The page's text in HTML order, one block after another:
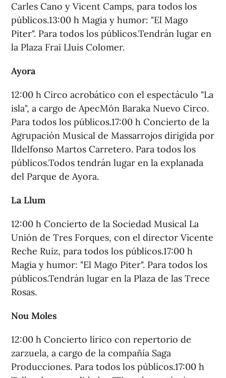
Carles Cano y Vicent Camps, para todos los
públicos.13:00 h Magia y humor: "El Mago
Piter". Para todos los públicos.Tendrán lugar en
la Plaza Frai Lluis Colomer.
Ayora
12:00 h Circo acrobático con el espectáculo "La
isla", a cargo de ApecMón Baraka Nuevo Circo.
Para todos los públicos.17:00 h Concierto de la
Agrupación Musical de Massarrojos dirigida por
Ildelfonso Martos Carretero. Para todos los
públicos.Todos tendrán lugar en la explanada
del Parque de Ayora.
La Llum
12:00 h Concierto de la Sociedad Musical La
Unión de Tres Forques, con el director Vicente
Reche Ruiz, para todos los públicos.17:00 h
Magia y humor: "El Mago Piter". Para todos los
públicos.Tendrán lugar en la Plaza de las Trece
Rosas.
Nou Moles
12:00 h Concierto lírico con repertorio de
zarzuela, a cargo de la compañía Saga
Producciones. Para todos los públicos.17:00 h